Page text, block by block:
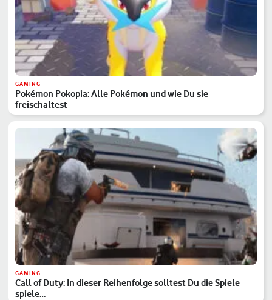
GAMING
Pokémon Pokopia: Alle Pokémon und wie Du sie
freischaltest
GAMING
Call of Duty: In dieser Reihenfolge solltest Du die Spiele
spiele…